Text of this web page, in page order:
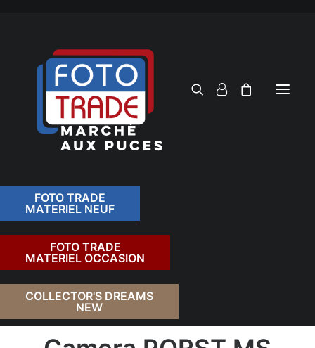
FOTO TRADE
MATERIEL NEUF
FOTO TRADE
MATERIEL OCCASION
COLLECTOR'S DREAMS
NEW
RETOUR